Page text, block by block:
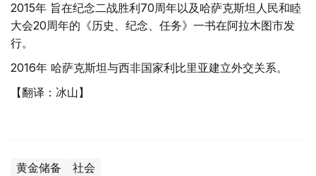
2015年 旨在纪念二战胜利70周年以及哈萨克斯坦人民和睦
大会20周年的《历史、纪念、任务》一书在阿拉木图市发
行。
2016年 哈萨克斯坦与西非国家利比里亚建立外交关系。
【翻译：冰山】
黄金储备 社会